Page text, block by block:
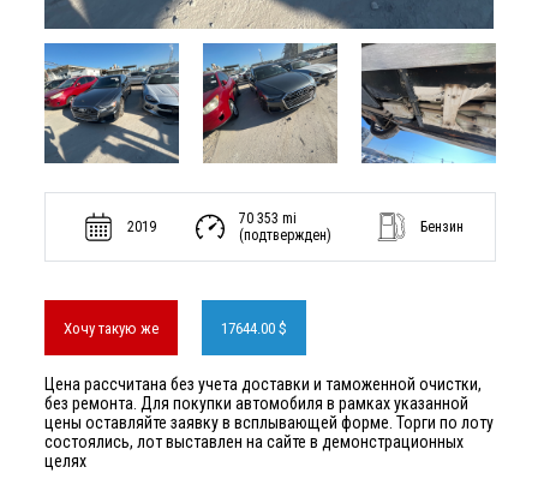
2019
70 353 mi
(подтвержден)
Бензин
Хочу такую же 17644.00 $
Цена рассчитана без учета доставки и таможенной очистки,
без ремонта. Для покупки автомобиля в рамках указанной
цены оставляйте заявку в всплывающей форме. Торги по лоту
состоялись, лот выставлен на сайте в демонстрационных
целях